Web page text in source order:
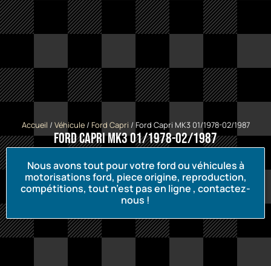
Accueil / Véhicule/ Ford Capri / Ford Capri MK3 01/1978-02/1987
Ford Capri MK3 01/1978-02/1987
Nous avons tout pour votre ford ou véhicules à
motorisations ford, piece origine, reproduction,
compétitions, tout n’est pas en ligne , contactez-
nous !